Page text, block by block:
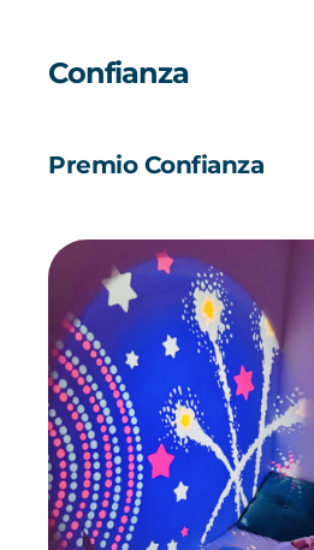
Confianza
Premio Confianza